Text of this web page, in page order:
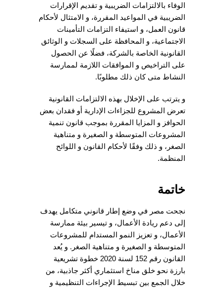
الوفاء بالالتزامات الضريبية و تقديم الإقرارات
الضريبية في المواعيد المقررة، و الامتثال لأحكام
قانون العمل، و استيفاء التزامات التأمينات
الاجتماعية، و المحافظة على السجلات و الوثائق
القانونية الخاصة بالشركة، فضلًا عن الحصول
على التراخيص و الموافقات اللازمة لممارسة
النشاط متى كان ذلك مطلوبًا.
و يترتب على الإخلال بهذه الالتزامات القانونية
تعرض المشروع للجزاءات الإدارية أو فقدان بعض
الحوافز و المزايا المقررة بموجب قانون تنمية
المشروعات المتوسطة و الصغيرة و متناهية
الصغر، و ذلك وفقًا لأحكام القانون و اللوائح
المنظمة.
خاتمة
نجحت مصر في وضع إطار قانوني متكامل يهدف
إلى دعم ريادة الأعمال، و تيسير بيئة ممارسة
الأعمال، و تعزيز النمو المستدام للمشروعات
المتوسطة و الصغيرة و متناهية الصغر. و يُعد
القانون رقم 152 لسنة 2020 خطوة تشريعية
بارزة نحو خلق مناخ استثماري أكثر جاذبية، من
خلال الجمع بين تبسيط الإجراءات التنظيمية و